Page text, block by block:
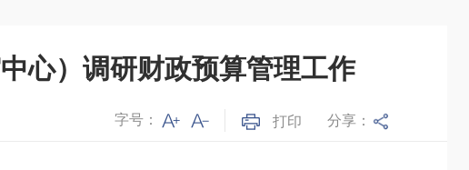
心）调研财政预算管理工作
字号： 打印 分享：